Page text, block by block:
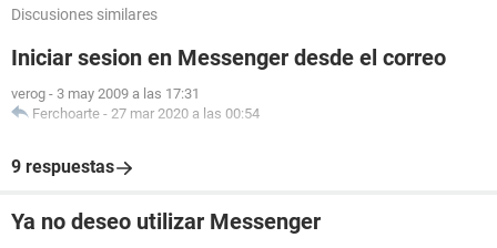
Discusiones similares
Iniciar sesion en Messenger desde el correo
verog - 3 may 2009 a las 17:31
Ferchoarte - 27 mar 2020 a las 00:54
9 respuestas
Ya no deseo utilizar Messenger